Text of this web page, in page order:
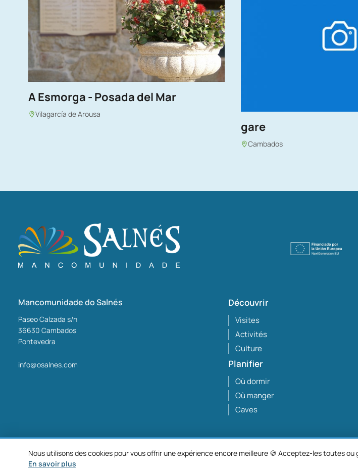
A Esmorga - Posada del Mar
Vilagarcía de Arousa
gare
Cambados
Mancomunidade do Salnés
Paseo Calzada s/n
36630 Cambados
Pontevedra
info@osalnes.com
Découvrir
Visites
Activités
Culture
Planifier
Où dormir
Où manger
Caves
©2026 Mancomunidade O Salnés
Nous utilisons des cookies pour vous offrir une expérience encore meilleure 🍪 Acceptez-les toutes
En savoir plus